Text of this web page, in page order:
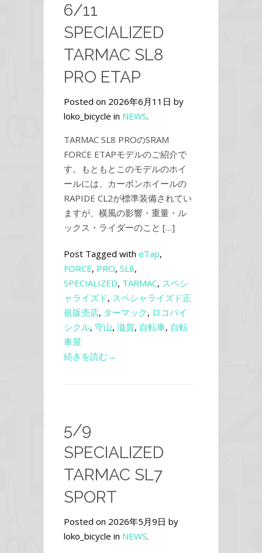
6/11
SPECIALIZED
TARMAC SL8
PRO ETAP
Posted on 2026年6月11日 by
loko_bicycle in NEWS.
TARMAC SL8 PROのSRAM
FORCE ETAPモデルのご紹介で
す。もともとこのモデルのホイ
ールには、カーボンホイールの
RAPIDE CL2が標準装備されてい
ますが、横風の影響・重量・ル
ックス・ライダーのこと […]
Post Tagged with eTap,
FORCE, PRO, SL8,
SPECIALIZED, TARMAC, スペシ
ャライズド, スペシャライズド正
規販売店, ターマック, ロコバイ
シクル, 守山, 滋賀, 自転車, 自転
車屋
続きを読む→
5/9
SPECIALIZED
TARMAC SL7
SPORT
Posted on 2026年5月9日 by
loko_bicycle in NEWS.